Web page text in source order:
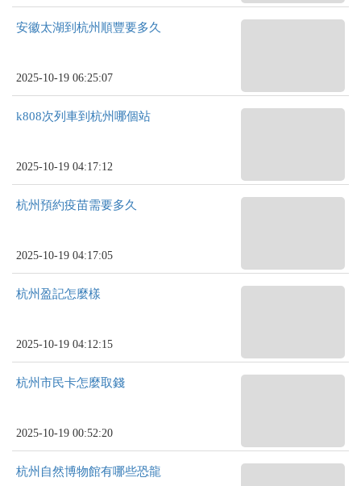
安徽太湖到杭州順豐要多久
2025-10-19 06:25:07
k808次列車到杭州哪個站
2025-10-19 04:17:12
杭州預約疫苗需要多久
2025-10-19 04:17:05
杭州盈記怎麼樣
2025-10-19 04:12:15
杭州市民卡怎麼取錢
2025-10-19 00:52:20
杭州自然博物館有哪些恐龍